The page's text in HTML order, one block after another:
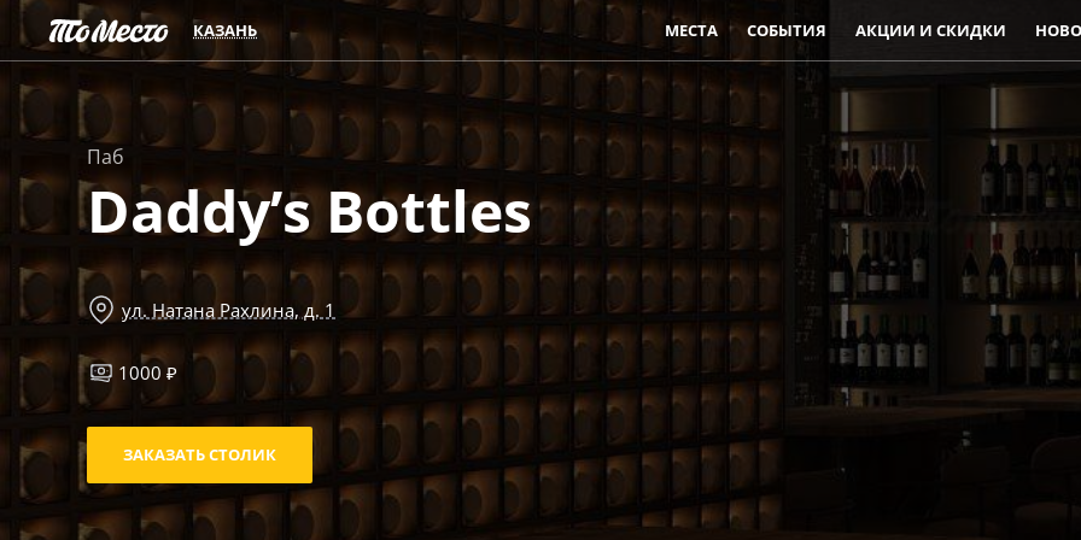
КАЗАНЬ МЕСТА СОБЫТИЯ АКЦИИ И СКИДКИ
Паб
Daddy’s Bottles
ул. Натана Рахлина, д. 1
1000 ₽
ЗАКАЗАТЬ СТОЛИК